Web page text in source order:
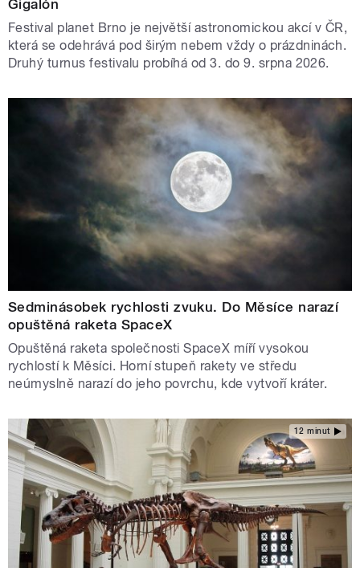
Gigalón
Festival planet Brno je největší astronomickou akcí v ČR,
která se odehrává pod širým nebem vždy o prázdninách.
Druhý turnus festivalu probíhá od 3. do 9. srpna 2026.
Sedminásobek rychlosti zvuku. Do Měsíce narazí
opuštěná raketa SpaceX
Opuštěná raketa společnosti SpaceX míří vysokou
rychlostí k Měsíci. Horní stupeň rakety ve středu
neúmyslně narazí do jeho povrchu, kde vytvoří kráter.
12 minut